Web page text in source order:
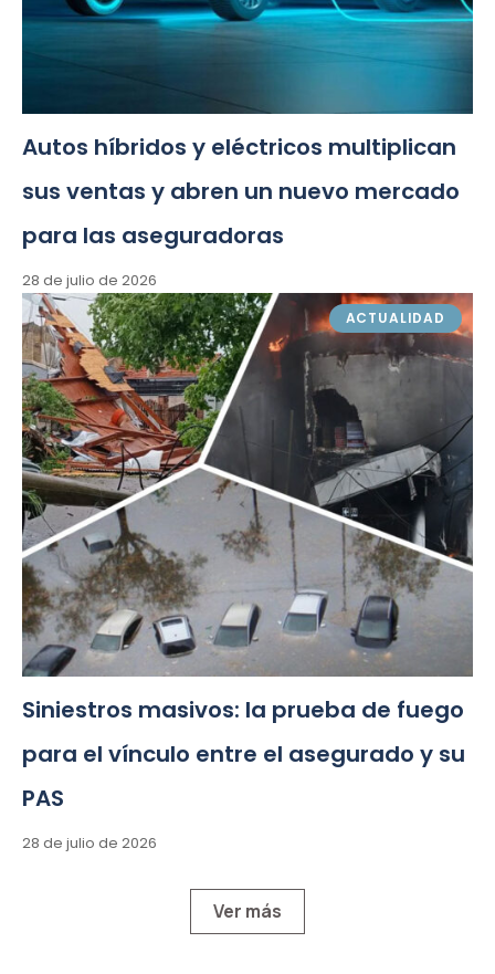
Autos híbridos y eléctricos multiplican
sus ventas y abren un nuevo mercado
para las aseguradoras
28 de julio de 2026
ACTUALIDAD
Siniestros masivos: la prueba de fuego
para el vínculo entre el asegurado y su
PAS
28 de julio de 2026
Ver más